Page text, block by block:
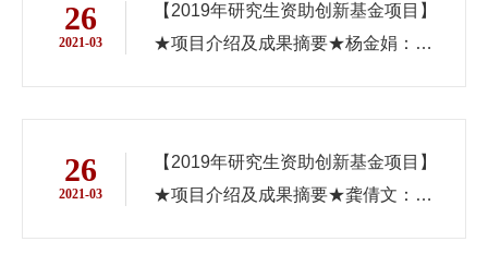
26
2021-03
【2019年研究生资助创新基金项目】
★项目介绍及成果摘要★杨金娟：
26
2021-03
【2019年研究生资助创新基金项目】
★项目介绍及成果摘要★龚倩文：